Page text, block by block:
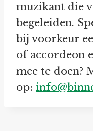
muzikant die
begeleiden.
bij voorkeur
of accordeon
mee te doen?
op: